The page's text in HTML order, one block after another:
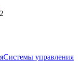
Системы управления